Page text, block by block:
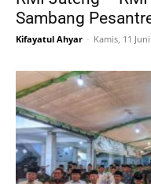
Sambang
Kifayatul Ahyar - Kamis, 11